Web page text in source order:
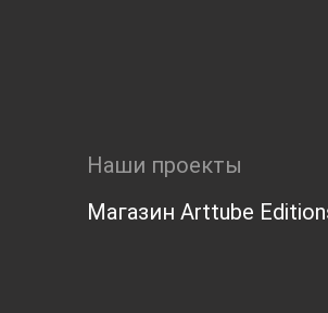
Наши проекты
Магазин Arttube